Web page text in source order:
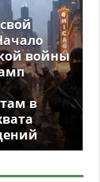
войны
в